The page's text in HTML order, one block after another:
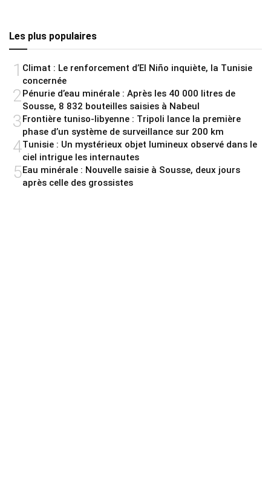
Les plus populaires
1 Climat : Le renforcement d’El Niño inquiète, la Tunisie
concernée
2Pénurie d’eau minérale : Après les 40 000 litres de
Sousse, 8 832 bouteilles saisies à Nabeul
3Frontière tuniso-libyenne : Tripoli lance la première
phase d’un système de surveillance sur 200 km
4Tunisie : Un mystérieux objet lumineux observé dans le
ciel intrigue les internautes
5Eau minérale : Nouvelle saisie à Sousse, deux jours
après celle des grossistes